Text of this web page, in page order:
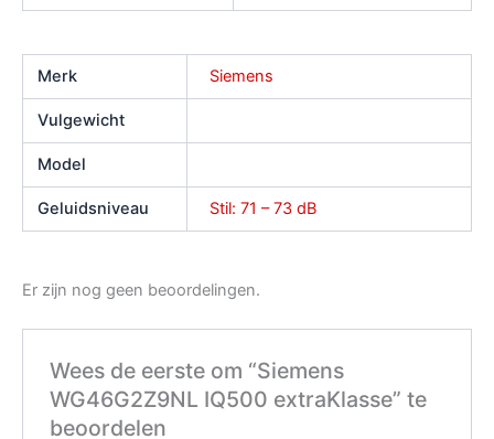
Merk Siemens
Vulgewicht
Model
Geluidsniveau Stil: 71 – 73 dB
Er zijn nog geen beoordelingen.
Wees de eerste om “Siemens
WG46G2Z9NL IQ500 extraKlasse” te
beoordelen